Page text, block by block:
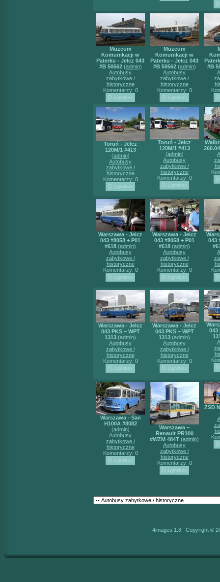
Muzeum
Komunikacji w
Paterku - Jelcz 043
#B 50562(admin)
Autobusy
zabytkowe /
historyczne
Komentarzy: 0
Muzeum
Komunikacji w
Paterku - Jelcz 043
#B 50562(admin)
Autobusy
zabytkowe /
historyczne
Komentarzy: 0
#B
Toruń - Jelcz
120M/1 #413
(admin)
Autobusy
zabytkowe /
historyczne
Komentarzy: 0
Toruń - Jelcz
120M/1 #413
(admin)
Autobusy
zabytkowe /
historyczne
Komentarzy: 0
Warszawa - Jelcz
043 #8058 + P01
#618 (admin)
Autobusy
zabytkowe /
historyczne
Komentarzy: 0
Warszawa - Jelcz
043 #8058 + P01
#618 (admin)
Autobusy
zabytkowe /
historyczne
Komentarzy: 0
043
Warszawa - Jelcz
043 PKS – WPT
1313 (admin)
Autobusy
zabytkowe /
historyczne
Komentarzy: 0
Warszawa - Jelcz
043 PKS – WPT
1313 (admin)
Autobusy
zabytkowe /
historyczne
Komentarzy: 0
043
Warszawa - San
H100A #8082
(admin)
Autobusy
zabytkowe /
historyczne
Komentarzy: 0
Warszawa –
Renault PR100
#WZM 484T (admin)
Autobusy
zabytkowe /
historyczne
Komentarzy: 0
ZSD
4images 1.8 Copyright ©